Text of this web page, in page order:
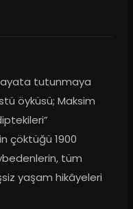
tutunmaya
öyküsü; Maksim
çöktüğü 1900
tüm
yaşam hikâyeleri